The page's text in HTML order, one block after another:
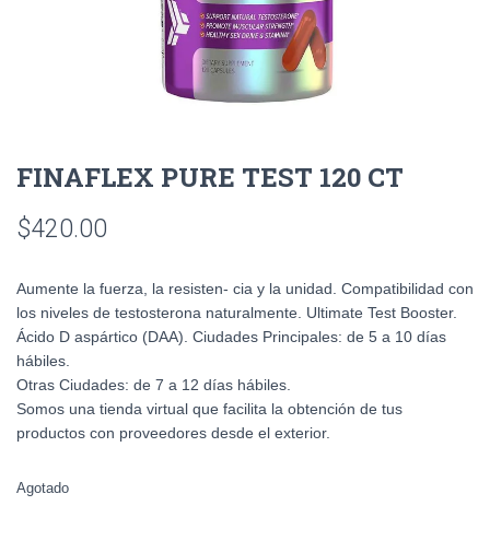
FINAFLEX PURE TEST 120 CT
$420.00
Aumente la fuerza, la resisten- cia y la unidad. Compatibilidad con
los niveles de testosterona naturalmente. Ultimate Test Booster.
Ácido D aspártico (DAA). Ciudades Principales: de 5 a 10 días
hábiles.
Otras Ciudades: de 7 a 12 días hábiles.
Somos una tienda virtual que facilita la obtención de tus
productos con proveedores desde el exterior.
Agotado